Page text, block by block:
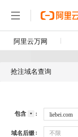
抢注域名查询
包含
域名后缀 不限